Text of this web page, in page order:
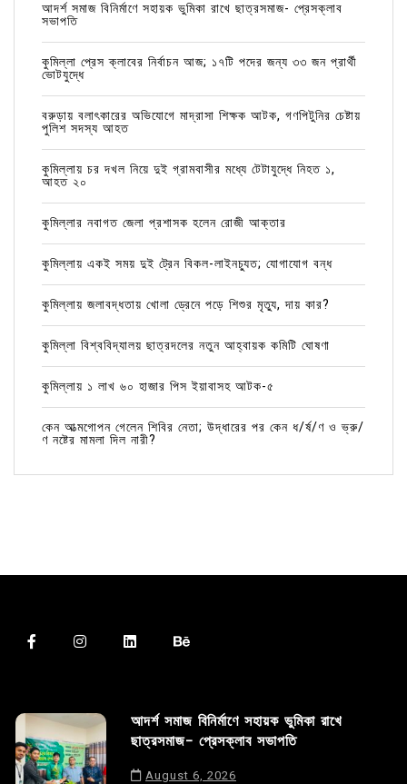
আদর্শ সমাজ বিনির্মাণে সহায়ক ভুমিকা রাখে ছাত্রসমাজ- প্রেসক্লাব
সভাপতি
কুমিল্লা প্রেস ক্লাবের নির্বাচন আজ; ১৭টি পদের জন্য ৩৩ জন প্রার্থী
ভোটযুদ্ধে
বরুড়ায় বলাৎকারের অভিযোগে মাদ্রাসা শিক্ষক আটক, গণপিটুনির চেষ্টায়
পুলিশ সদস্য আহত
কুমিল্লায় চর দখল নিয়ে দুই গ্রামবাসীর মধ্যে টেটাযুদ্ধে নিহত ১,
আহত ২০
কুমিল্লার নবাগত জেলা প্রশাসক হলেন রোজী আক্তার
কুমিল্লায় একই সময় দুই ট্রেন বিকল-লাইনচ্যুত; যোগাযোগ বন্ধ
কুমিল্লায় জলাবদ্ধতায় খোলা ড্রেনে পড়ে শিশুর মৃত্যু, দায় কার?
কুমিল্লা বিশ্ববিদ্যালয় ছাত্রদলের নতুন আহ্বায়ক কমিটি ঘোষণা
কুমিল্লায় ১ লাখ ৬০ হাজার পিস ইয়াবাসহ আটক-৫
কেন আত্মগোপন গেলেন শিবির নেতা; উদ্ধারের পর কেন ধ/র্ষ/ণ ও ভ্রু/
ণ নষ্টের মামলা দিল নারী?
আদর্শ সমাজ বিনির্মাণে সহায়ক ভুমিকা রাখে
ছাত্রসমাজ- প্রেসক্লাব সভাপতি
August 6, 2026